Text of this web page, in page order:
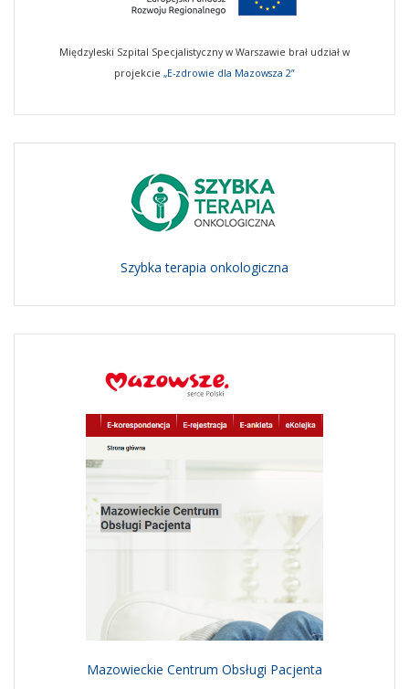
Międzyleski Szpital Specjalistyczny w Warszawie brał udział w
projekcie „E-zdrowie dla Mazowsza 2”
Szybka terapia onkologiczna
Mazowieckie Centrum Obsługi Pacjenta